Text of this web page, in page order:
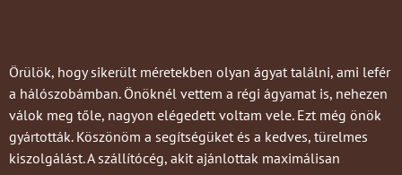
Örülök, hogy sikerült méretekben olyan ágyat találni, ami lefér
a hálószobámban. Önöknél vettem a régi ágyamat is, nehezen
válok meg tőle, nagyon elégedett voltam vele. Ezt még önök
gyártották. Köszönöm a segítségüket és a kedves, türelmes
kiszolgálást. A szállítócég, akit ajánlottak maximálisan